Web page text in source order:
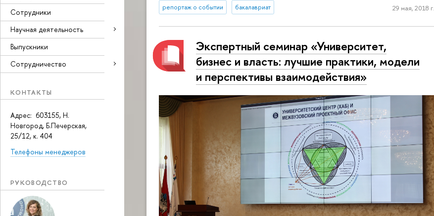
Сотрудники
Научная деятельность
Выпускники
Сотрудничество
КОНТАКТЫ
Адрес: 603155, Н.
Новгород, Б.Печерская,
25/12, к. 404
Телефоны менеджеров
РУКОВОДСТВО
репортаж о событии бакалавриат 29 мая, 2018 г.
Экспертный семинар «Университет,
бизнес и власть: лучшие практики, модели
и перспективы взаимодействия»